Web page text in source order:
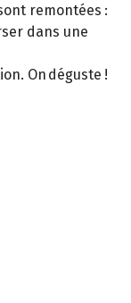
remontées :
dans une
On déguste !